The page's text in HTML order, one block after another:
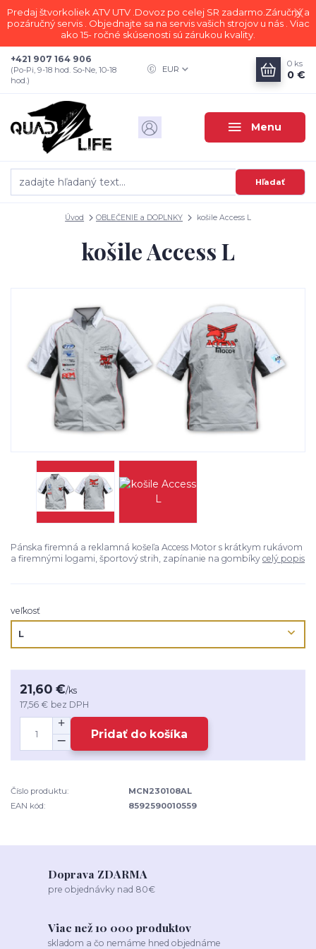
Predaj štvorkoliek ATV UTV .Dovoz po celej SR zadarmo.Záručný a
pozáručný servis . Objednajte sa na servis vašich strojov u nás . Viac
ako 15- ročné skúsenosti sú zárukou kvality.
Menu
EUR
Hľadať
+421 907 164 906
(Po-Pi, 9-18 hod. So-Ne, 10-18
hod.)
0 ks
0 €
Úvod OBLEČENIE a DOPLNKY košile Access L
košile Access L
Pánska firemná a reklamná košeľa Access Motor s krátkym rukávom
a firemnými logami, športový strih, zapínanie na gombíky celý popis
veľkosť
21,60 €/ks
17,56 € bez DPH
Pridať do košíka
Číslo produktu:
MCN230108AL
EAN kód:
8592590010559
Doprava ZDARMA
pre objednávky nad 80€
Viac než 10 000 produktov
skladom a čo nemáme hned objednáme